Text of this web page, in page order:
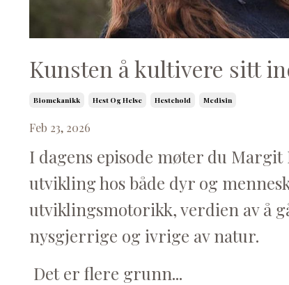
Kunsten å kultivere sitt
Biomekanikk Hest Og Helse Hestehold Medisin
Feb 23, 2026
I dagens episode møter du
utvikling hos både dyr og
utviklingsmotorikk, verdien av å
nysgjerrige og ivrige av natur.
Det er flere grunn...